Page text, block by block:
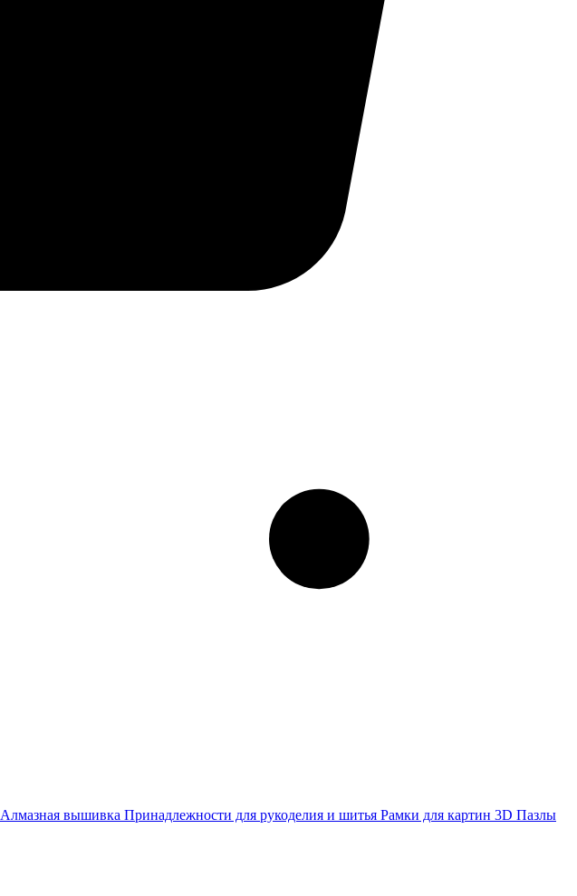
Алмазная вышивка Принадлежности для рукоделия и шитья Рамки для картин 3D Пазлы